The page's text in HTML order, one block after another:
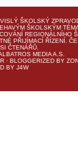
ŠKOLSKÝ
ŠKOLSKÝM
REGIONÁLNÍHO
PŘIJÍMACÍ ŘÍZENÍ.
ČTENÁŘŮ.
MEDIA A.S.
· BLOGGERIZED BY
BY J4W